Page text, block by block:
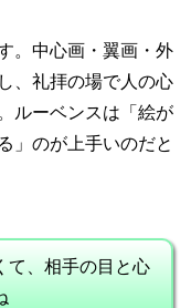
。中心画・翼画・外
、礼拝の場で人の心
ルーベンスは「絵が
」のが上手いのだと
て、相手の目と心